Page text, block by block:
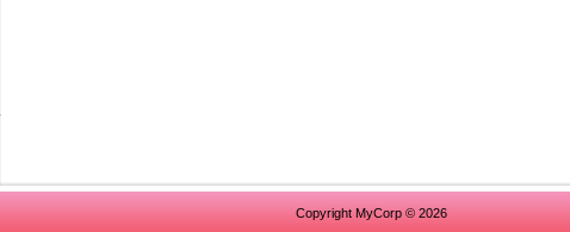
Copyright MyCorp © 2026